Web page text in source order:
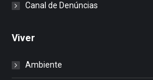
Canal de Denúncias
Viver
Ambiente